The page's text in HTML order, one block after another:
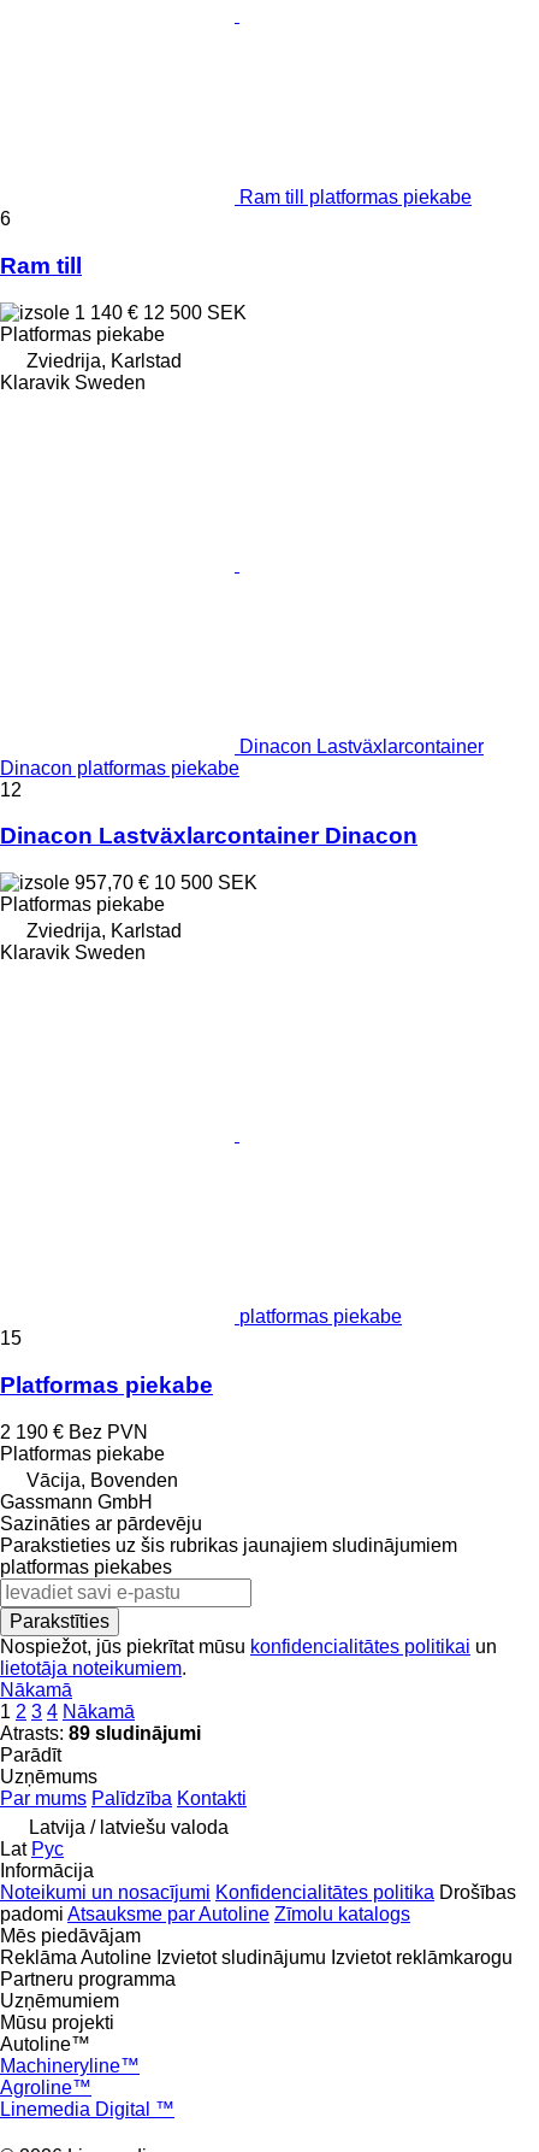
Ram till platformas piekabe
6
Ram till
1 140 € 12 500 SEK
Platformas piekabe
Zviedrija, Karlstad
Klaravik Sweden
Dinacon Lastväxlarcontainer
Dinacon platformas piekabe
12
Dinacon Lastväxlarcontainer Dinacon
957,70 € 10 500 SEK
Platformas piekabe
Zviedrija, Karlstad
Klaravik Sweden
platformas piekabe
15
Platformas piekabe
2 190 € Bez PVN
Platformas piekabe
Vācija, Bovenden
Gassmann GmbH
Sazināties ar pārdevēju
Parakstieties uz šis rubrikas jaunajiem sludinājumiem
platformas piekabes
Parakstīties
Nospiežot, jūs piekrītat mūsu konfidencialitātes politikai un
lietotāja noteikumiem.
Nākamā
1 2 3 4 Nākamā
Atrasts: 89 sludinājumi
Parādīt
Uzņēmums
Par mums Palīdzība Kontakti
Latvija / latviešu valoda
Lat Рус
Informācija
Noteikumi un nosacījumi Konfidencialitātes politika Drošības
padomi Atsauksme par Autoline Zīmolu katalogs
Mēs piedāvājam
Reklāma Autoline Izvietot sludinājumu Izvietot reklāmkarogu
Partneru programma
Uzņēmumiem
Mūsu projekti
Autoline™
Machineryline™
Agroline™
Linemedia Digital ™